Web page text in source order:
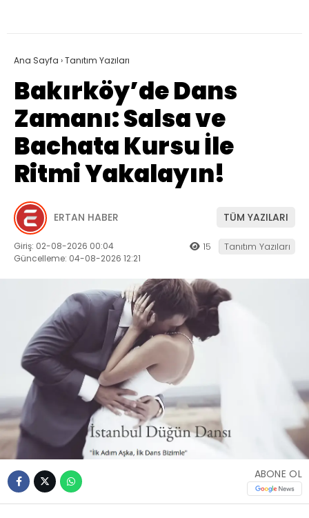
Ana Sayfa ›Tanıtım Yazıları
Bakırköy’de Dans
Zamanı: Salsa ve
Bachata Kursu İle
Ritmi Yakalayın!
ERTAN HABER TÜM YAZILARI
Giriş: 02-08-2026 00:04
Güncelleme: 04-08-2026 12:21
15 Tanıtım Yazıları
ABONE OL